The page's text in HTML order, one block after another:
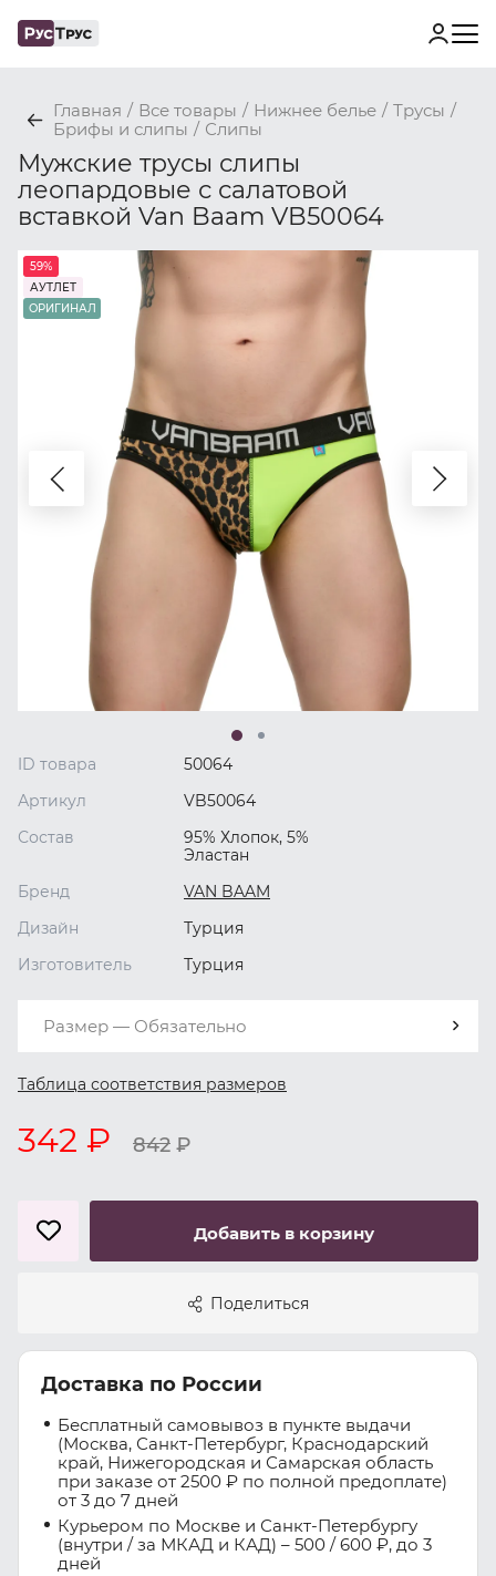
Главная / Все товары / Нижнее белье / Трусы /
Брифы и слипы / Слипы
Мужские трусы слипы
леопардовые с салатовой
вставкой Van Baam VB50064
59%
АУТЛЕТ
ОРИГИНАЛ
ID товара
50064
Артикул
VB50064
Состав
95% Хлопок, 5%
Эластан
Бренд
VAN BAAM
Дизайн
Турция
Изготовитель
Турция
Размер — Обязательно
Таблица соответствия размеров
342 ₽ 842 ₽
Добавить в корзину
Поделиться
Доставка по России
Бесплатный самовывоз в пункте выдачи
(Москва, Санкт-Петербург, Краснодарский
край, Нижегородская и Самарская область
при заказе от 2500 ₽ по полной предоплате)
от 3 до 7 дней
Курьером по Москве и Санкт-Петербургу
(внутри / за МКАД и КАД) – 500 / 600 ₽, до 3
дней